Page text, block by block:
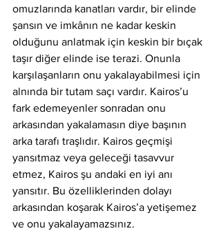
omuzlarında kanatları vardır, bir elinde
şansın ve imkânın ne kadar keskin
olduğunu anlatmak için keskin bir bıçak
taşır diğer elinde ise terazi. Onunla
karşılaşanların onu yakalayabilmesi için
alnında bir tutam saçı vardır. Kairos’u
fark edemeyenler sonradan onu
arkasından yakalamasın diye başının
arka tarafı traşlıdır. Kairos geçmişi
yansıtmaz veya geleceği tasavvur
etmez, Kairos şu andaki en iyi anı
yansıtır. Bu özelliklerinden dolayı
arkasından koşarak Kairos’a yetişemez
ve onu yakalayamazsınız.